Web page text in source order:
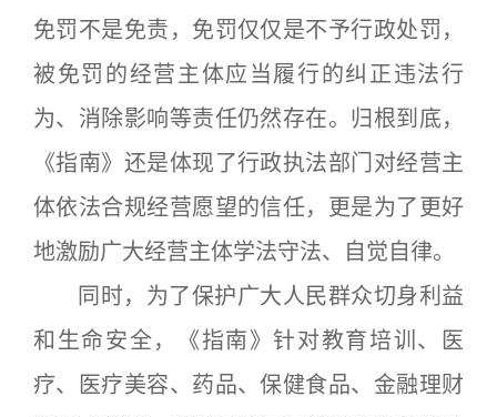
免罚不是免责，免罚仅仅是不予行政处罚，
被免罚的经营主体应当履行的纠正违法行
为、消除影响等责任仍然存在。归根到底，
《指南》还是体现了行政执法部门对经营主
体依法合规经营愿望的信任，更是为了更好
地激励广大经营主体学法守法、自觉自律。
同时，为了保护广大人民群众切身利益
和生命安全，《指南》针对教育培训、医
疗、医疗美容、药品、保健食品、金融理财